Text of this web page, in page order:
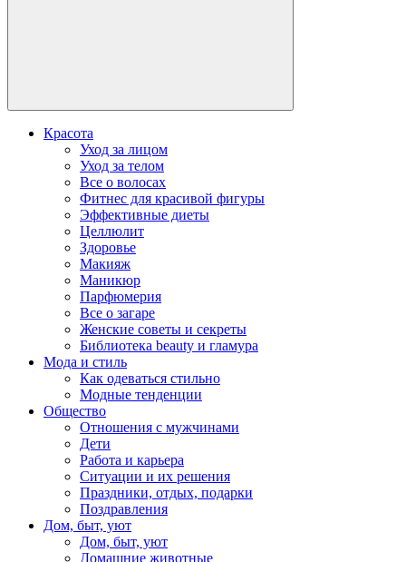
Красота
Уход за лицом
Уход за телом
Все о волосах
Фитнес для красивой фигуры
Эффективные диеты
Целлюлит
Здоровье
Макияж
Маникюр
Парфюмерия
Все о загаре
Женские советы и секреты
Библиотека beauty и гламура
Мода и стиль
Как одеваться стильно
Модные тенденции
Общество
Отношения с мужчинами
Дети
Работа и карьера
Ситуации и их решения
Праздники, отдых, подарки
Поздравления
Дом, быт, уют
Дом, быт, уют
Домашние животные